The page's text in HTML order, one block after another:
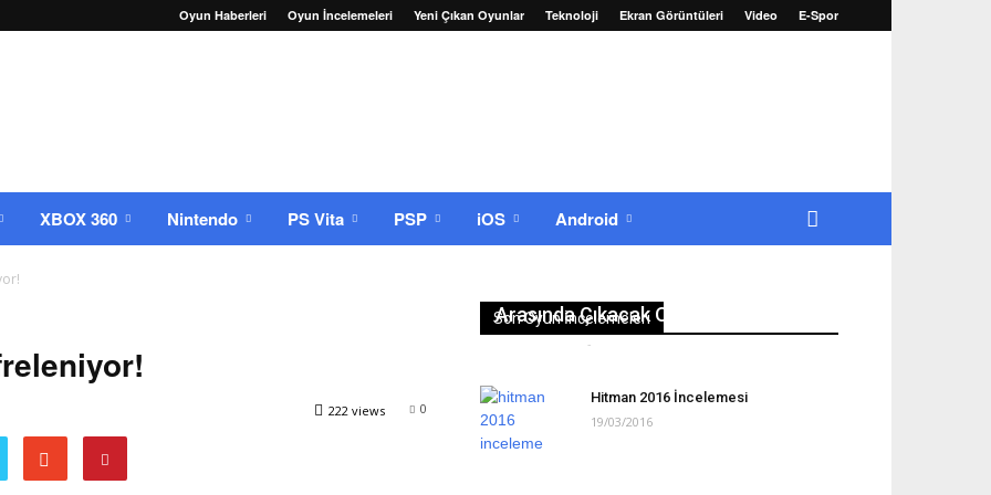
Oyun Haberleri Oyun İncelemeleri Yeni Çıkan Oyunlar Teknoloji Ekran Görüntüleri Video E-Spor
XBOX 360 Nintendo PS Vita PSP iOS Android
0
222 views
Son Oyun İncelemeleri
Arasında Çıkacak Oyunlar
-
Hitman 2016 İncelemesi
19/03/2016